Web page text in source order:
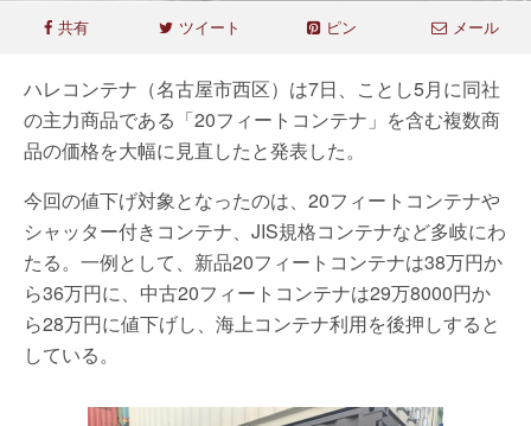
共有 ツイート ピン メール
ハレコンテナ（名古屋市西区）は7日、ことし5月に同社
の主力商品である「20フィートコンテナ」を含む複数商
品の価格を大幅に見直したと発表した。
今回の値下げ対象となったのは、20フィートコンテナや
シャッター付きコンテナ、JIS規格コンテナなど多岐にわ
たる。一例として、新品20フィートコンテナは38万円か
ら36万円に、中古20フィートコンテナは29万8000円か
ら28万円に値下げし、海上コンテナ利用を後押しすると
している。